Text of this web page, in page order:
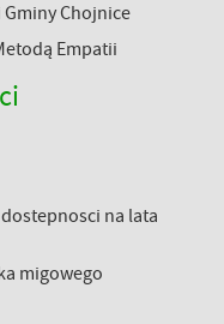
Chojnice
Empatii
na lata
migowego